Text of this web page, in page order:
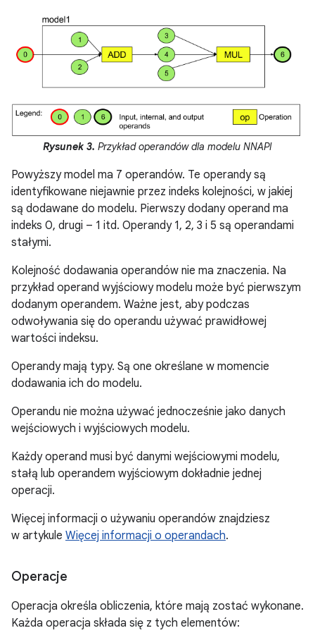
Rysunek 3. Przykład operandów dla modelu NNAPI
Powyższy model ma 7 operandów. Te operandy są
identyfikowane niejawnie przez indeks kolejności, w jakiej
są dodawane do modelu. Pierwszy dodany operand ma
indeks 0, drugi – 1 itd. Operandy 1, 2, 3 i 5 są operandami
stałymi.
Kolejność dodawania operandów nie ma znaczenia. Na
przykład operand wyjściowy modelu może być pierwszym
dodanym operandem. Ważne jest, aby podczas
odwoływania się do operandu używać prawidłowej
wartości indeksu.
Operandy mają typy. Są one określane w momencie
dodawania ich do modelu.
Operandu nie można używać jednocześnie jako danych
wejściowych i wyjściowych modelu.
Każdy operand musi być danymi wejściowymi modelu,
stałą lub operandem wyjściowym dokładnie jednej
operacji.
Więcej informacji o używaniu operandów znajdziesz
w artykule Więcej informacji o operandach.
Operacje
Operacja określa obliczenia, które mają zostać wykonane.
Każda operacja składa się z tych elementów: